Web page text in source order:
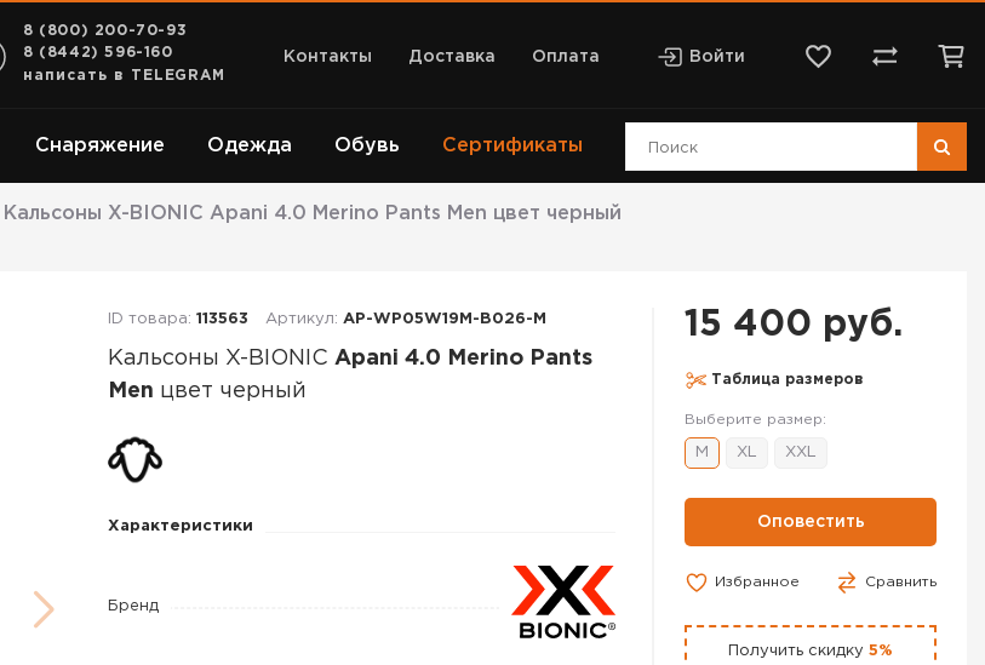
8 (800) 200-70-93
8 (8442) 596-160
написать в TELEGRAM
Контакты Доставка Оплата Войти
Снаряжение Одежда Обувь Сертификаты
Кальсоны X-BIONIC Apani 4.0 Merino Pants Men цвет черный
ID товара: 113563 Артикул: AP-WP05W19M-B026-M
Кальсоны X-BIONIC Apani 4.0 Merino Pants
Men цвет черный
Кальсоны
X-
Apani
Merino
Характеристики
Бренд
15 400 руб.
Таблица размеров
Выберите размер:
M XL XXL
Оповестить
Избранное Сравнить
Получить скидку 5%